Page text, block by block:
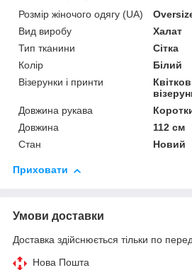
Розмір жіночого одягу (UA)
Вид виробу
Халат
Тип тканини
Сітка
Колір
Білий
Візерунки і принти
Довжина рукава
Довжина
112 см
Стан
Новий
Приховати
Умови доставки
Доставка здійснюється тільки по
Нова Пошта